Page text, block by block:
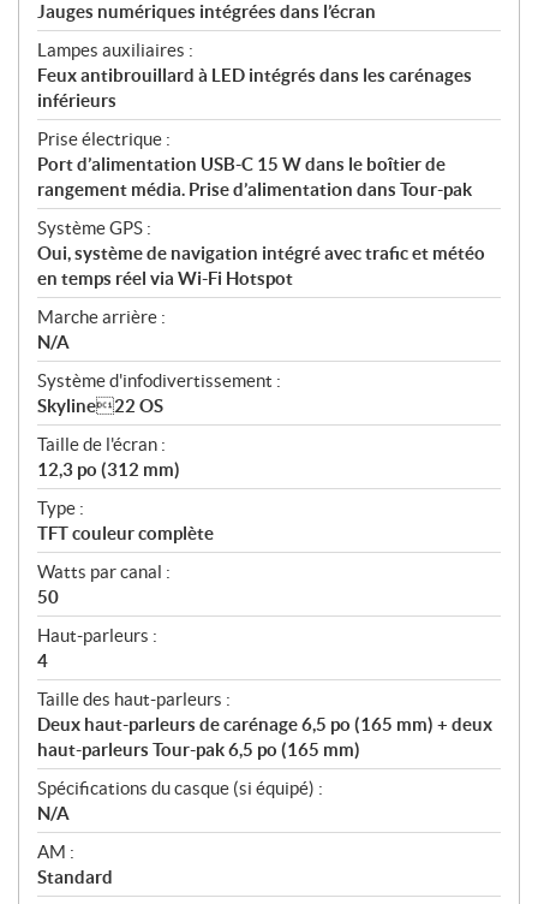
Jauges numériques intégrées dans l’écran
Lampes auxiliaires :
Feux antibrouillard à LED intégrés dans les carénages
inférieurs
Prise électrique :
Port d’alimentation USB-C 15 W dans le boîtier de
rangement média. Prise d’alimentation dans Tour-pak
Système GPS :
Oui, système de navigation intégré avec trafic et météo
en temps réel via Wi-Fi Hotspot
Marche arrière :
N/A
Système d'infodivertissement :
Skyline22 OS
Taille de l'écran :
12,3 po (312 mm)
Type :
TFT couleur complète
Watts par canal :
50
Haut-parleurs :
4
Taille des haut-parleurs :
Deux haut-parleurs de carénage 6,5 po (165 mm) + deux
haut-parleurs Tour-pak 6,5 po (165 mm)
Spécifications du casque (si équipé) :
N/A
AM :
Standard